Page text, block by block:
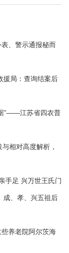
、警示通报秘而
局：查询结案后
”——江苏省四农普
相对高度解析，
足 兴万世王氏门
、孝、兴五祖后
养老院阿尔茨海